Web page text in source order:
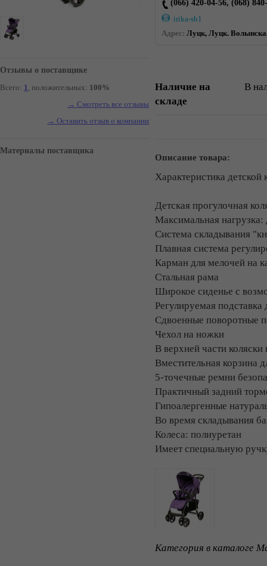
Отзывы о поставщике
Всего: 1, положительных: 100%
→ Смотреть все отзывы
→ Оставить отзыв о компании
Материалы поставщика
(066) 420-04-56, (068)
irika-sh1
Адрес: Луцк, Луцк.
Наличие на
складе
В
Описание товара:
Характеристика
Детская прогулочная
Максимальная нагрузка:
Система складывания
Плавная система
Карман для мелочей на
Стальная рама
Широкое сиденье с
Регулируемая подставка
Сдвоенные поворотные
Чехол на ножки
В верхней части
Вместительная корзина
5-точечные ремни
Практичный задний
Гипоалергенные
Во время складывания
Колеса: полиуретан
Имеет специальную
Категория в каталоге